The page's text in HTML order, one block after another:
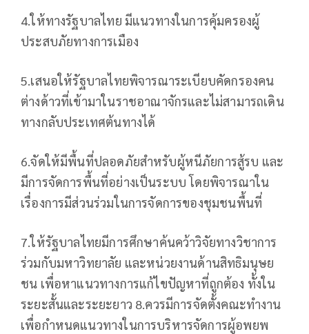
4.ให้ทางรัฐบาลไทย มีแนวทางในการคุ้มครองผู้
ประสบภัยทางการเมือง
5.เสนอให้รัฐบาลไทยพิจารณาระเบียบคัดกรองคน
ต่างด้าวที่เข้ามาในราชอาณาจักรและไม่สามารถเดิน
ทางกลับประเทศต้นทางได้
6.จัดให้มีพื้นที่ปลอดภัยสำหรับผู้หนีภัยการสู้รบ และ
มีการจัดการพื้นที่อย่างเป็นระบบ โดยพิจารณาใน
เรื่องการมีส่วนร่วมในการจัดการของชุมชนพื้นที่
7.ให้รัฐบาลไทยมีการศึกษาค้นคว้าวิจัยทางวิชาการ
ร่วมกับมหาวิทยาลัย และหน่วยงานด้านสิทธิมนุษย
ชน เพื่อหาแนวทางการแก้ไขปัญหาที่ถูกต้อง ทั้งใน
ระยะสั้นและระยะยาว 8.ควรมีการจัดตั้งคณะทำงาน
เพื่อกำหนดแนวทางในการบริหารจัดการผู้อพยพ